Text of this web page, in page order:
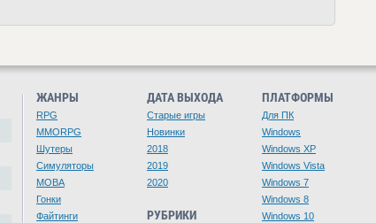
ЖАНРЫ
RPG
MMORPG
Шутеры
Симуляторы
MOBA
Гонки
Файтинги
ДАТА ВЫХОДА
Старые игры
Новинки
2018
2019
2020
РУБРИКИ
ПЛАТФОРМЫ
Для ПК
Windows
Windows XP
Windows Vista
Windows 7
Windows 8
Windows 10